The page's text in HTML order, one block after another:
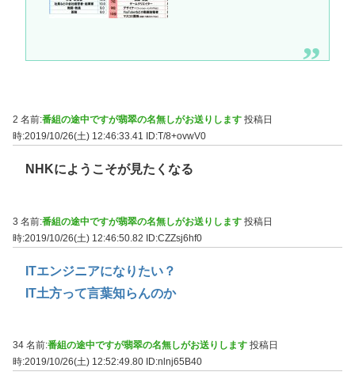
2 名前:番組の途中ですが翡翠の名無しがお送りします 投稿日
時:2019/10/26(土) 12:46:33.41
ID:T/8+ovwV0
NHKにようこそが見たくなる
3 名前:番組の途中ですが翡翠の名無しがお送りします 投稿日
時:2019/10/26(土) 12:46:50.82 ID:CZZsj6hf0
ITエンジニアになりたい？
IT土方って言葉知らんのか
34 名前:番組の途中ですが翡翠の名無しがお送りします 投稿日
時:2019/10/26(土) 12:52:49.80 ID:nlnj65B40